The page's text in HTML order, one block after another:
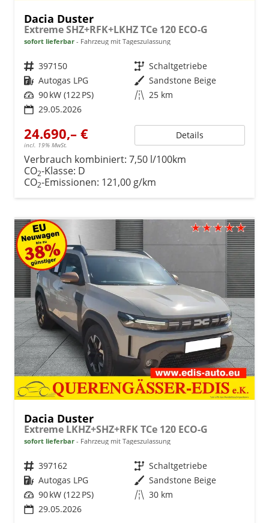
Dacia Duster
Extreme SHZ+RFK+LKHZ TCe 120 ECO-G
sofort lieferbar Fahrzeug mit Tageszulassung
Fahrzeugnr. 397150 Getriebe Schaltgetriebe
Kraftstoff Autogas LPG Außenfarbe Sandstone Beige
Leistung 90 kW (122 PS) Kilometerstand 25 km
29.05.2026
24.690,– €
incl. 19% MwSt.
Details
Verbrauch kombiniert: 7,50 l/100km
CO2-Klasse: D
CO2-Emissionen: 121,00 g/km
Dacia Duster
Extreme LKHZ+SHZ+RFK TCe 120 ECO-G
sofort lieferbar Fahrzeug mit Tageszulassung
Fahrzeugnr. 397162 Getriebe Schaltgetriebe
Kraftstoff Autogas LPG Außenfarbe Sandstone Beige
Leistung 90 kW (122 PS) Kilometerstand 30 km
29.05.2026